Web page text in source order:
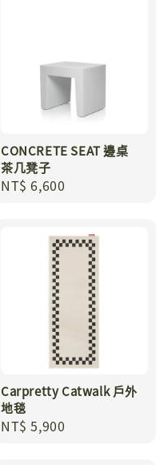
CONCRETE SEAT 邊桌
茶几凳子
Regular
NT$ 6,600
Carpretty Catwalk 戶外
地毯
Regular
NT$ 5,900